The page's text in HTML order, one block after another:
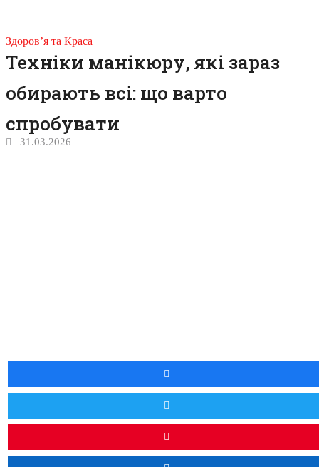
Здоров’я та Краса
Техніки манікюру, які зараз
обирають всі: що варто
спробувати
31.03.2026